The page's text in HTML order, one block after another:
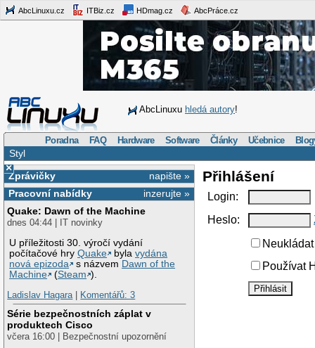
AbcLinuxu.cz ITBiz.cz HDmag.cz AbcPráce.cz
AbcLinuxu hledá autory!
Poradna FAQ Hardware Software Články Učebnice
Styl
×
napište »
Zprávičky
inzerujte »
Pracovní nabídky
Quake: Dawn of the Machine
dnes 04:44 | IT novinky
U příležitosti 30. výročí vydání
počítačové hryQuake bylavydána
nová epizoda
s názvem Dawn of the
Machine
(Steam ).
Ladislav Hagara| Komentářů: 3
Série bezpečnostních záplat v
produktech Cisco
včera 16:00 | Bezpečnostní upozornění
Přihlášení
Login:
Heslo:
Používat